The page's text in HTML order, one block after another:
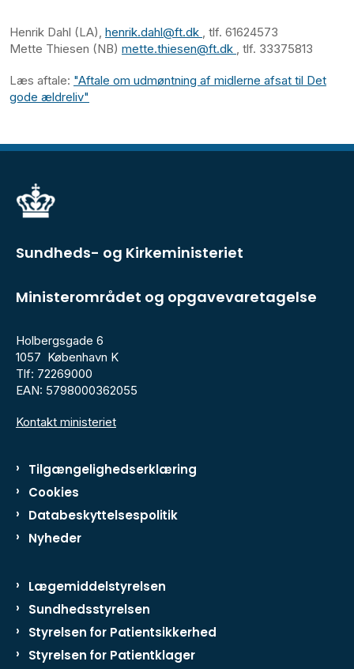
Henrik Dahl (LA), henrik.dahl@ft.dk , tlf. 61624573
Mette Thiesen (NB) mette.thiesen@ft.dk , tlf. 33375813
Læs aftale: "Aftale om udmøntning af midlerne afsat til Det
gode ældreliv"
Sundheds- og Kirkeministeriet
Ministerområdet og opgavevaretagelse
Holbergsgade 6
1057 København K
Tlf: 72269000
EAN: 5798000362055
Kontakt ministeriet
Tilgængelighedserklæring
Cookies
Databeskyttelsespolitik
Nyheder
Lægemiddelstyrelsen
Sundhedsstyrelsen
Styrelsen for Patientsikkerhed
Styrelsen for Patientklager